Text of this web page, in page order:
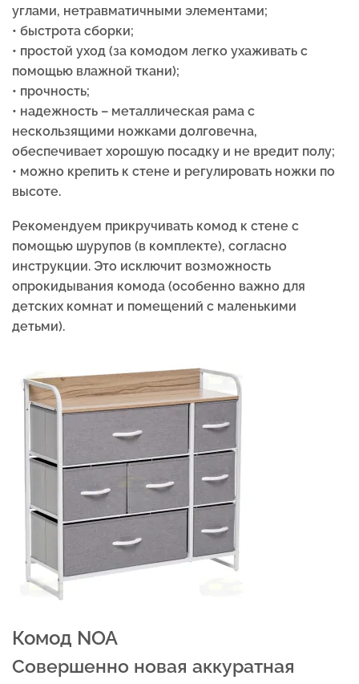
углами, нетравматичными элементами;
• быстрота сборки;
• простой уход (за комодом легко ухаживать с
помощью влажной ткани);
• прочность;
• надежность – металлическая рама с
нескользящими ножками долговечна,
обеспечивает хорошую посадку и не вредит полу;
• можно крепить к стене и регулировать ножки по
высоте.
Рекомендуем прикручивать комод к стене с
помощью шурупов (в комплекте), согласно
инструкции. Это исключит возможность
опрокидывания комода (особенно важно для
детских комнат и помещений с маленькими
детьми).
Комод NOA
Совершенно новая аккуратная